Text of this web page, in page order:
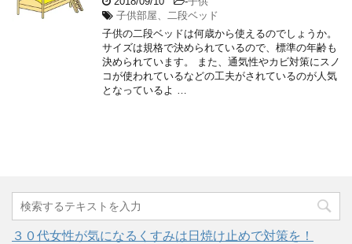
子供部屋、二段ベッド
子供の二段ベッドは何歳から使えるのでしょうか。
サイズは規格で決められているので、標準の年齢も
決められています。 また、通気性やカビ対策にスノ
コが使われているなどの工夫がされているのが人気
となっているよ …
３０代女性が気になるくすみは日焼け止めで対策を！